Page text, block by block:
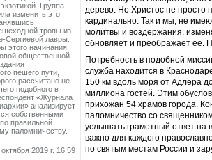
Группа
изменить это
тропы из
Сергиевой лавры.
этого начинания
общест­венной
пешего пути,
рассчитано не
подобного в
«Журнала
анализирует
собственными
правильной
паломничеству.
октября 2019 г. 16:59
дерево. Но Христос не просто
кардинально. Так и мы, не
молитвы и воздержания,
обновляет и преображает ее.
Потребность в подобной
служба находится в
150 км вдоль моря от Адлера
миллиона гостей. Этим
прихожан 54 храмов города.
паломничество со
услышать грамотный ответ на
важно для каждого
по святым местам России и